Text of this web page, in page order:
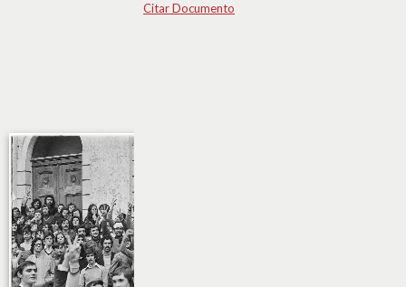
Citar Documento